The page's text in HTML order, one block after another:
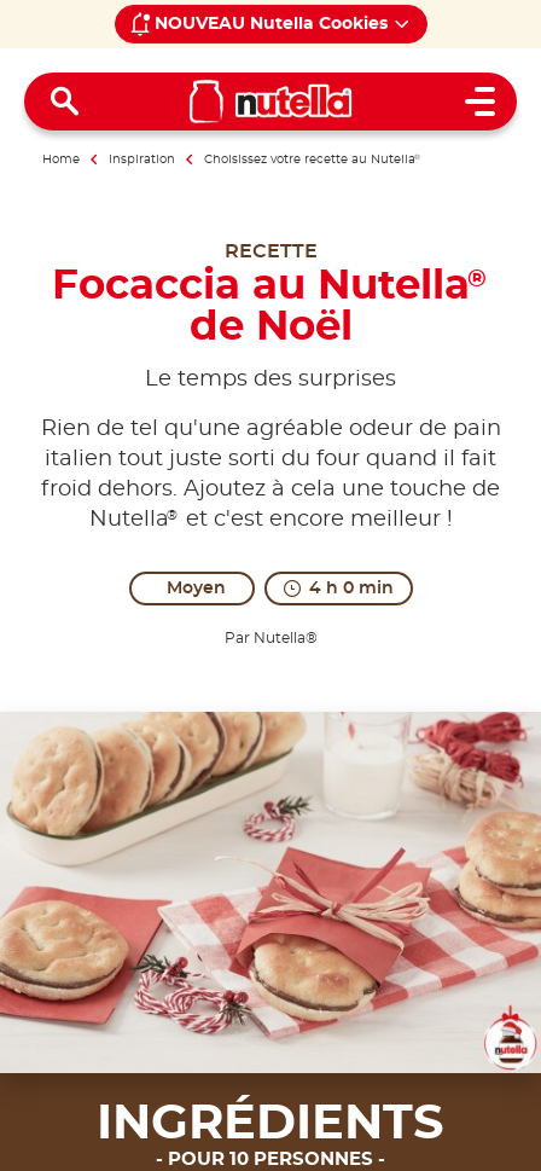
NOUVEAU Nutella Cookies
Open
Home Inspiration Choisissez votre recette au Nutella®
RECETTE
Focaccia au Nutella®
de Noël
Le temps des surprises
Rien de tel qu'une agréable odeur de pain
italien tout juste sorti du four quand il fait
froid dehors. Ajoutez à cela une touche de
Nutella® et c'est encore meilleur !
Moyen 4 h 0 min
Par Nutella®
INGRÉDIENTS
POUR 10 PERSONNES